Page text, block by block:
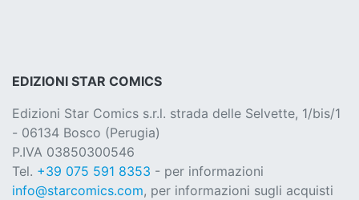
EDIZIONI STAR COMICS
Edizioni Star Comics s.r.l. strada delle Selvette, 1/bis/1
- 06134 Bosco (Perugia)
P.IVA 03850300546
Tel. +39 075 591 8353 - per informazioni
info@starcomics.com, per informazioni sugli acquisti